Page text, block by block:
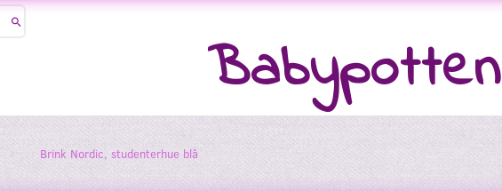
Babypotten
Brink Nordic, studenterhue blå